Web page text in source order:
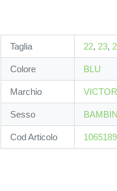
Taglia 22, 23,
Colore BLU
Marchio
Sesso
Cod Articolo